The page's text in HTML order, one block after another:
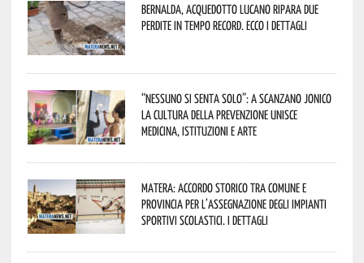
Bernalda, Acquedotto Lucano ripara due
perdite in tempo record. Ecco i dettagli
“Nessuno si senta solo”: a Scanzano Jonico
la cultura della prevenzione unisce
medicina, istituzioni e arte
Matera: accordo storico tra Comune e
Provincia per l’assegnazione degli impianti
sportivi scolastici. I dettagli